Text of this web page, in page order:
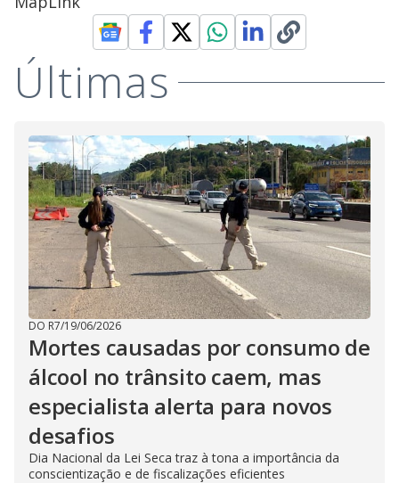
Últimas
DO R7/19/06/2026
Mortes causadas por consumo de
álcool no trânsito caem, mas
especialista alerta para novos
desafios
Dia Nacional da Lei Seca traz à tona a importância da
conscientização e de fiscalizações eficientes